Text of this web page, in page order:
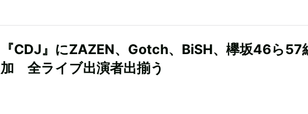
『CDJ』にZAZEN、Gotch、BiSH、欅坂46ら57
加 全ライブ出演者出揃う